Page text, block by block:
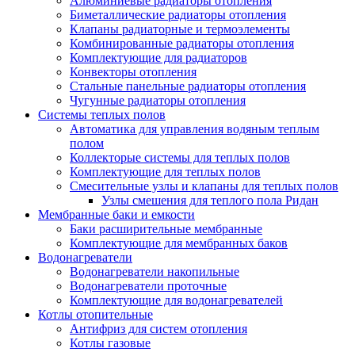
Биметаллические радиаторы отопления
Клапаны радиаторные и термоэлементы
Комбинированные радиаторы отопления
Комплектующие для радиаторов
Конвекторы отопления
Стальные панельные радиаторы отопления
Чугунные радиаторы отопления
Системы теплых полов
Автоматика для управления водяным теплым
полом
Коллекторые системы для теплых полов
Комплектующие для теплых полов
Смесительные узлы и клапаны для теплых полов
Узлы смешения для теплого пола Ридан
Мембранные баки и емкости
Баки расширительные мембранные
Комплектующие для мембранных баков
Водонагреватели
Водонагреватели накопильные
Водонагреватели проточные
Комплектующие для водонагревателей
Котлы отопительные
Антифриз для систем отопления
Котлы газовые